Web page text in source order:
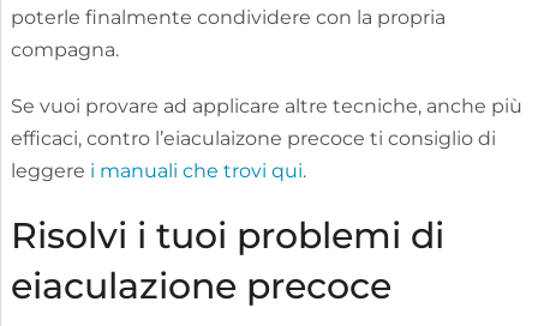
poterle finalmente condividere con la propria
compagna.
Se vuoi provare ad applicare altre tecniche, anche più
efficaci, contro l’eiaculaizone precoce ti consiglio di
leggere i manuali che trovi qui.
Risolvi i tuoi problemi di
eiaculazione precoce